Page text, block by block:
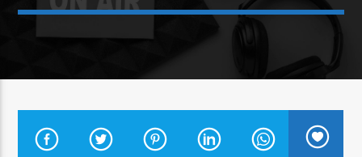
CURRENT TRACK